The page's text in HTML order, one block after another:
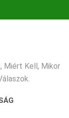
Miért Kell, Mikor